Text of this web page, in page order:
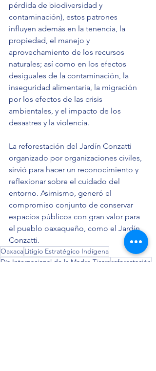
pérdida de biodiversidad y
contaminación), estos patrones
influyen además en la tenencia, la
propiedad, el manejo y
aprovechamiento de los recursos
naturales; así como en los efectos
desiguales de la contaminación, la
inseguridad alimentaria, la migración
por los efectos de las crisis
ambientales, y el impacto de los
desastres y la violencia.
La reforestación del Jardín Conzatti
organizado por organizaciones civiles,
sirvió para hacer un reconocimiento y
reflexionar sobre el cuidado del
entorno. Asimismo, generó el
compromiso conjunto de conservar
espacios públicos con gran valor para
el pueblo oaxaqueño, como el Jardín
Conzatti.
OaxacaLitigio Estratégico Indígena
Día Internacional de la Madre Tierra reforestación